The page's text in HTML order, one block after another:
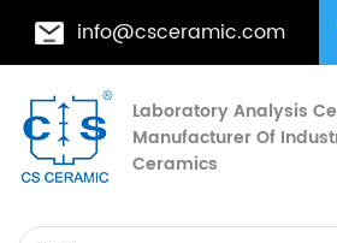
info@csceramic.com
Laboratory Analysis
Manufacturer Of
Ceramics